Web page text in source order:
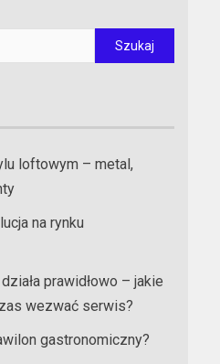
loftowym – metal,
na rynku
prawidłowo – jakie
wezwać serwis?
gastronomiczny?